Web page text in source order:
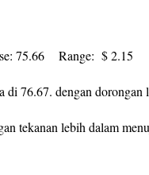
75.66 Range: $ 2.15
di 76.67. dengan
tekanan lebih dalam